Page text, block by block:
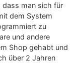
dass man sich für
dem System
zu
und andere
Shop gehabt und
über 2 Jahren